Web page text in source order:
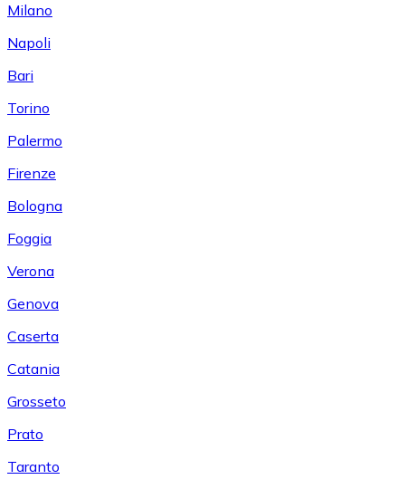
Milano
Napoli
Bari
Torino
Palermo
Firenze
Bologna
Foggia
Verona
Genova
Caserta
Catania
Grosseto
Prato
Taranto